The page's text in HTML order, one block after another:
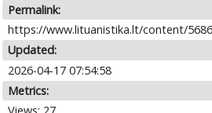
Permalink:
https://www.lituanistika.lt/content/
Updated:
2026-04-17 07:54:58
Metrics: